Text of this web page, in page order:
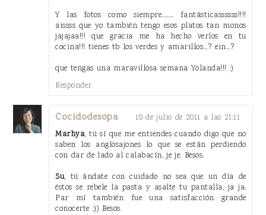
Y las fotos como siempre........ fantásticassssss!!!!
aissss que yo también tengo esos platos tan monos
jajajaa!!! que gracia me ha hecho verlos en tu
cocina!!! tienes tb los verdes y amarillos...? ein...?
que tengas una maravillosa semana Yolanda!!! :)
Responder
Cocidodesopa
10 de julio de 2011 a las 21:11
Marhya, tú sí que me entiendes cuando digo que no
saben los anglosajones lo que se están perdiendo
con dar de lado al calabacín, je je. Besos.
Su, tú ándate con cuidado no sea que un día de
éstos se rebele la pasta y asalte tu pantalla, ja ja.
Par mí también fue una satisfacción grande
conocerte :)) Besos.